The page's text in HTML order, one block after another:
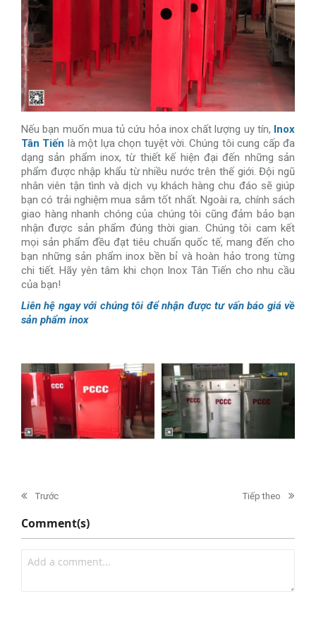
Nếu bạn muốn mua tủ cứu hỏa inox chất lượng uy tín, Inox
Tân Tiến là một lựa chọn tuyệt vời. Chúng tôi cung cấp đa
dạng sản phẩm inox, từ thiết kế hiện đại đến những sản
phẩm được nhập khẩu từ nhiều nước trên thế giới. Đội ngũ
nhân viên tận tình và dịch vụ khách hàng chu đáo sẽ giúp
bạn có trải nghiệm mua sắm tốt nhất. Ngoài ra, chính sách
giao hàng nhanh chóng của chúng tôi cũng đảm bảo bạn
nhận được sản phẩm đúng thời gian. Chúng tôi cam kết
mọi sản phẩm đều đạt tiêu chuẩn quốc tế, mang đến cho
bạn những sản phẩm inox bền bỉ và hoàn hảo trong từng
chi tiết. Hãy yên tâm khi chọn Inox Tân Tiến cho nhu cầu
của bạn!
Liên hệ ngay với chúng tôi để nhận được tư vấn báo giá về
sản phẩm inox
Trước Tiếp theo
Comment(s)